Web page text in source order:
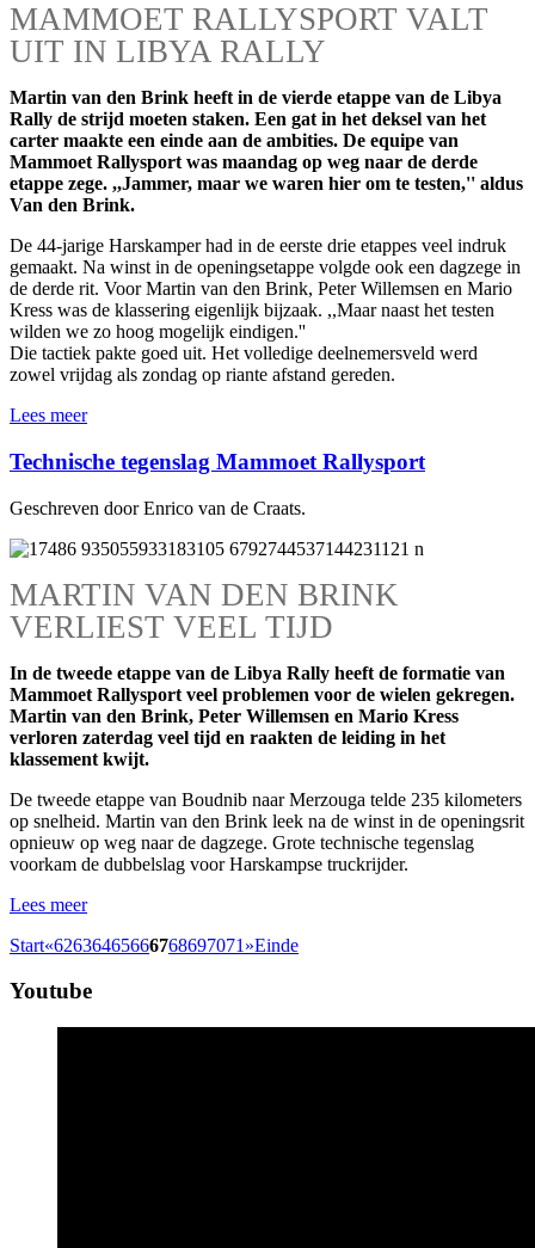
MAMMOET RALLYSPORT VALT
UIT IN LIBYA RALLY
Martin van den Brink heeft in de vierde etappe van de Libya
Rally de strijd moeten staken. Een gat in het deksel van het
carter maakte een einde aan de ambities. De equipe van
Mammoet Rallysport was maandag op weg naar de derde
etappe zege. ,,Jammer, maar we waren hier om te testen,'' aldus
Van den Brink.
De 44-jarige Harskamper had in de eerste drie etappes veel indruk
gemaakt. Na winst in de openingsetappe volgde ook een dagzege in
de derde rit. Voor Martin van den Brink, Peter Willemsen en Mario
Kress was de klassering eigenlijk bijzaak. ,,Maar naast het testen
wilden we zo hoog mogelijk eindigen.''
Die tactiek pakte goed uit. Het volledige deelnemersveld werd
zowel vrijdag als zondag op riante afstand gereden.
Lees meer
Technische tegenslag Mammoet Rallysport
Geschreven door Enrico van de Craats.
MARTIN VAN DEN BRINK
VERLIEST VEEL TIJD
In de tweede etappe van de Libya Rally heeft de formatie van
Mammoet Rallysport veel problemen voor de wielen gekregen.
Martin van den Brink, Peter Willemsen en Mario Kress
verloren zaterdag veel tijd en raakten de leiding in het
klassement kwijt.
De tweede etappe van Boudnib naar Merzouga telde 235 kilometers
op snelheid. Martin van den Brink leek na de winst in de openingsrit
opnieuw op weg naar de dagzege. Grote technische tegenslag
voorkam de dubbelslag voor Harskampse truckrijder.
Lees meer
Start«62636465666768697071 »Einde
Youtube